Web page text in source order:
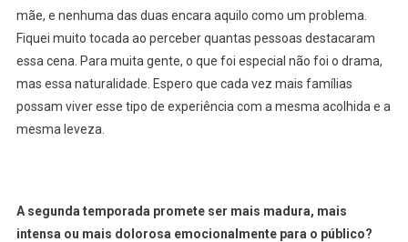
mãe, e nenhuma das duas encara aquilo como um problema.
Fiquei muito tocada ao perceber quantas pessoas destacaram
essa cena. Para muita gente, o que foi especial não foi o drama,
mas essa naturalidade. Espero que cada vez mais famílias
possam viver esse tipo de experiência com a mesma acolhida e a
mesma leveza.
A segunda temporada promete ser mais madura, mais
intensa ou mais dolorosa emocionalmente para o público?